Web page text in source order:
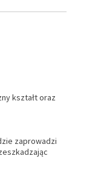
kształt oraz
zaprowadzi